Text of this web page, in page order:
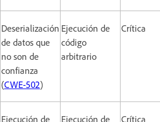
Deserialización
de datos que
no son de
confianza
(CWE-502)
Ejecución de
código
arbitrario
Crítica
Ejecución de Ejecución de Crítica